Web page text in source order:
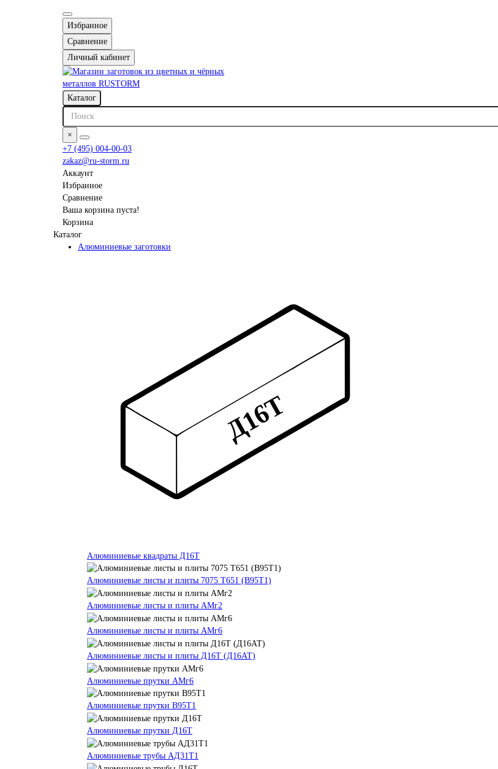
Избранное
Сравнение
Личный кабинет
Каталог
×
+7 (495) 004-00-03
zakaz@ru-storm.ru
Аккаунт
Избранное
Сравнение
Ваша корзина пуста!
Корзина
Каталог
Алюминиевые заготовки
Алюминиевые квадраты Д16Т
Алюминиевые листы и плиты 7075 Т651 (В95Т1)
Алюминиевые листы и плиты АМг2
Алюминиевые листы и плиты АМг6
Алюминиевые листы и плиты Д16Т (Д16АТ)
Алюминиевые прутки АМг6
Алюминиевые прутки В95Т1
Алюминиевые прутки Д16Т
Алюминиевые трубы АД31Т1